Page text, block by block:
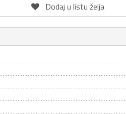
Dodaj u listu želja